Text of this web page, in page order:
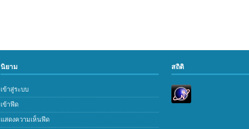
นิยาม
เข้าสู่ระบบ
เข้าฟีด
แสดงความเห็นฟีด
สถิติ